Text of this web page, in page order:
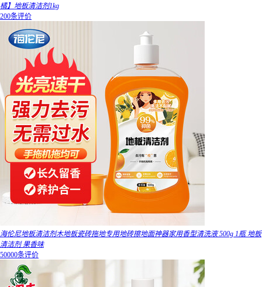
橘】地板清洁剂1kg
200条评价
海伦尼地板清洁剂木地板瓷砖拖地专用地砖擦地面神器家用香型清洗液 500g 1瓶 地板
清洁剂 果香味
50000条评价